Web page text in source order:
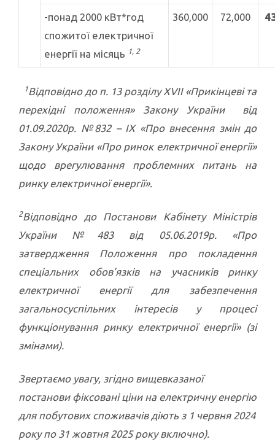
-понад 2000 кВт*год
спожитої електричної
енергії на місяць 1, 2
360,000 72,000
1Відповідно до п. 13 розділуXVII«Прикінцеві та
перехідні положення» Закону України від
01.09.2020р. №832 – IX«Про внесення змін до
Закону України «Про ринок електричної енергії»
щодо врегулювання проблемних питань на
ринку електричної енергії».
2Відповідно до Постанови Кабінету Міністрів
України №483 від 05.06.2019р. «Про
затвердження Положення про покладення
спеціальних обов’язків на учасників ринку
електричної енергії для забезпечення
загальносуспільних інтересів у процесі
функціонування ринку електричної енергії» (зі
змінами).
Звертаємо увагу, згідно вищевказаної
постанови фіксовані ціни на електричну енергію
для побутових споживачів діють з 1 червня 2024
року по 31 жовтня 2025 року включно).